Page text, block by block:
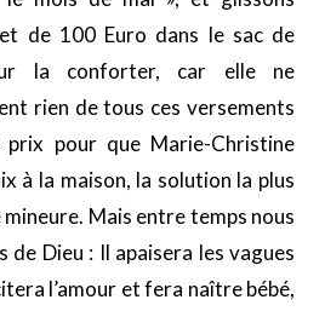
de 100 Euro dans le sac de
la conforter, car elle ne
rien de tous ces versements
prix pour que Marie-Christine
à la maison, la solution la plus
Mais entre temps nous
de Dieu : Il apaisera les vagues
l’amour et fera naître bébé,